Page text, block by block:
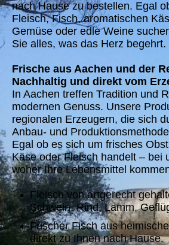
nach Hause zu bestellen. Egal
Fleisch, Fisch, aromatischen
Gemüse oder edle Weine
Sie alles, was das Herz begehrt.
Frische aus Aachen und der
Nachhaltig und direkt vom
In Aachen treffen Tradition und
modernen Genuss. Unsere
regionalen Erzeugern, die sich
Anbau- und
Egal ob es sich um frisches
Käse oder Fleisch handelt – bei
woher Ihre Lebensmittel
Fleisch von artgerecht
Schwein, Rind, Lamm,
Frischer Fisch aus
direkt zu Ihnen nach Hause.